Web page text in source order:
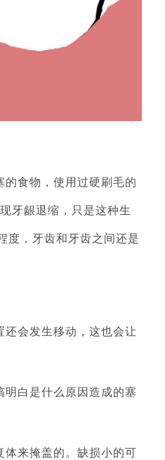
食物，使用过硬刷毛的
牙龈退缩，只是这种生
度，牙齿和牙齿之间还是
会发生移动，这也会让
白是什么原因造成的塞
来掩盖的。缺损小的可